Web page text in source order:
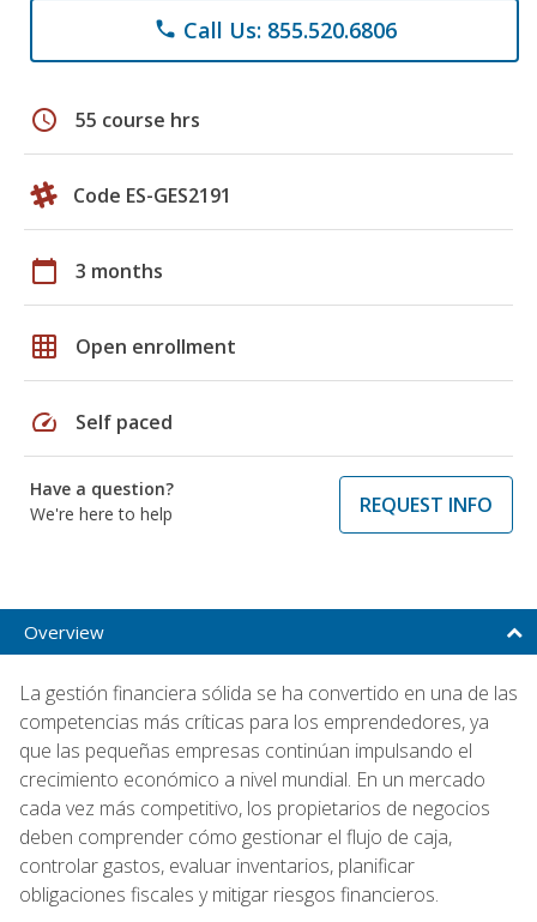
phone Call Us: 855.520.6806
schedule 55 course hrs
Code ES-GES2191
calendar_today 3 months
grid_on Open enrollment
speed Self paced
Have a question?
We're here to help
REQUEST INFO
Overview
La gestión financiera sólida se ha convertido en una de las
competencias más críticas para los emprendedores, ya
que las pequeñas empresas continúan impulsando el
crecimiento económico a nivel mundial. En un mercado
cada vez más competitivo, los propietarios de negocios
deben comprender cómo gestionar el flujo de caja,
controlar gastos, evaluar inventarios, planificar
obligaciones fiscales y mitigar riesgos financieros.